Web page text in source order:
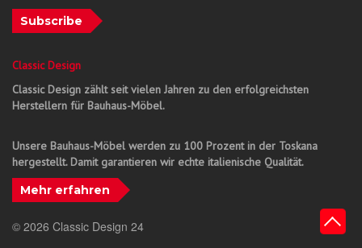
Subscribe
Classic Design
Classic Design zählt seit vielen Jahren zu den erfolgreichsten
Herstellern für Bauhaus-Möbel.
Unsere Bauhaus-Möbel werden zu 100 Prozent in der Toskana
hergestellt. Damit garantieren wir echte italienische Qualität.
Mehr erfahren
© 2026 Classic Design 24